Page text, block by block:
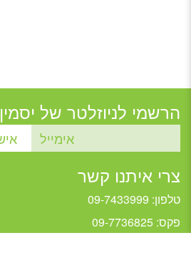
הרשמי לניוזלטר של יסמין
צרי איתנו קשר
טלפון: 09-7433999
פקס: 09-7736825